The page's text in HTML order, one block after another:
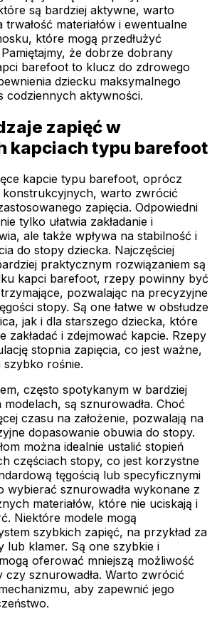
są bardziej aktywne, warto
materiałów i ewentualne
które mogą przedłużyć
że dobrze dobrany
barefoot to klucz do zdrowego
dziecku maksymalnego
codziennych aktywności.
zapięć w
kapciach typu barefoot
kapcie typu barefoot, oprócz
warto zwrócić
zapięcia. Odpowiedni
tylko ułatwia zakładanie i
ale także wpływa na stabilność i
do stopy dziecka. Najczęściej
praktycznym rozwiązaniem są
kapci barefoot, rzepy powinny być
pozwalając na precyzyjne
stopy. Są one łatwe w obsłudze
jak i dla starszego dziecka, które
zakładać i zdejmować kapcie. Rzepy
stopnia zapięcia, co jest ważne,
szybko rośnie.
często spotykanym w bardziej
są sznurowadła. Choć
czasu na założenie, pozwalają na
dopasowanie obuwia do stopy.
można idealnie ustalić stopień
częściach stopy, co jest korzystne
tęgością lub specyficznymi
wybierać sznurowadła wykonane z
materiałów, które nie uciskają i
Niektóre modele mogą
szybkich zapięć, na przykład za
lub klamer. Są one szybkie i
oferować mniejszą możliwość
czy sznurowadła. Warto zwrócić
aby zapewnić jego